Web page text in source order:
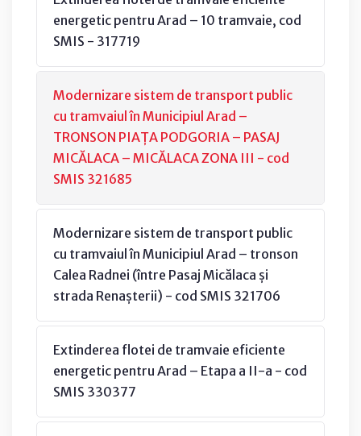
energetic pentru Arad – 10 tramvaie, cod
SMIS - 317719
Modernizare sistem de transport public
cu tramvaiul în Municipiul Arad –
TRONSON PIAȚA PODGORIA – PASAJ
MICĂLACA – MICĂLACA ZONA III - cod
SMIS 321685
Modernizare sistem de transport public
cu tramvaiul în Municipiul Arad – tronson
Calea Radnei (între Pasaj Micălaca și
strada Renașterii) - cod SMIS 321706
Extinderea flotei de tramvaie eficiente
energetic pentru Arad – Etapa a II-a - cod
SMIS 330377